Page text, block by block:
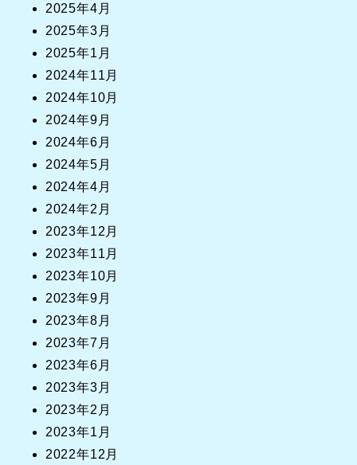
2025年4月
2025年3月
2025年1月
2024年11月
2024年10月
2024年9月
2024年6月
2024年5月
2024年4月
2024年2月
2023年12月
2023年11月
2023年10月
2023年9月
2023年8月
2023年7月
2023年6月
2023年3月
2023年2月
2023年1月
2022年12月